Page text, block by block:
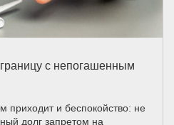
с непогашенным
приходит и беспокойство: не
долг запретом на